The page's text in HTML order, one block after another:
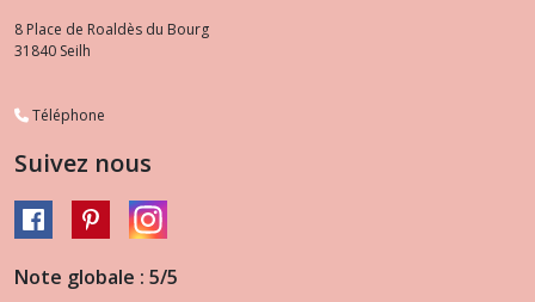
8 Place de Roaldès du Bourg
31840 Seilh
Téléphone
Suivez nous
Note globale : 5/5